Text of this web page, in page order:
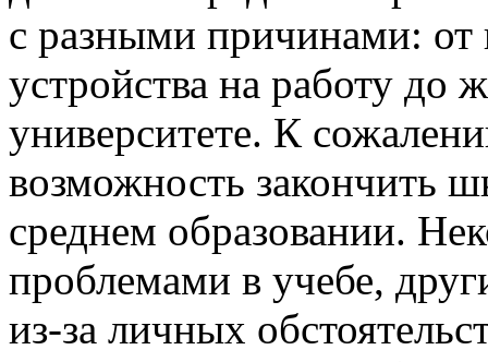
с разными причинами: от
устройства на работу до
университете. К
возможность закончить
среднем образовании.
проблемами в учебе,
из-за личных